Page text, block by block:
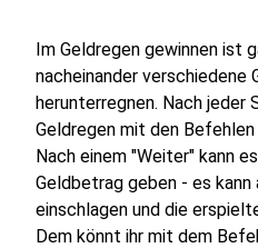
Im Geldregen gewinnen ist
nacheinander verschiedene
herunterregnen. Nach jeder
Geldregen mit den
Nach einem "Weiter" kann
Geldbetrag geben - es kann
einschlagen und die
Dem könnt ihr mit dem